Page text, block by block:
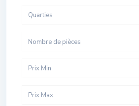
Quarties
Nombre de pièces